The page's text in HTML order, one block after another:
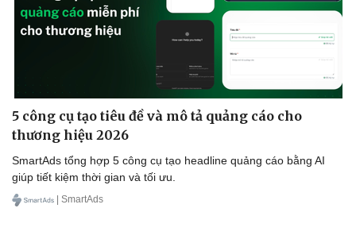
5 công cụ tạo tiêu đề và mô tả quảng cáo cho
thương hiệu 2026
SmartAds tổng hợp 5 công cụ tạo headline quảng cáo bằng AI
giúp tiết kiệm thời gian và tối ưu.
| SmartAds